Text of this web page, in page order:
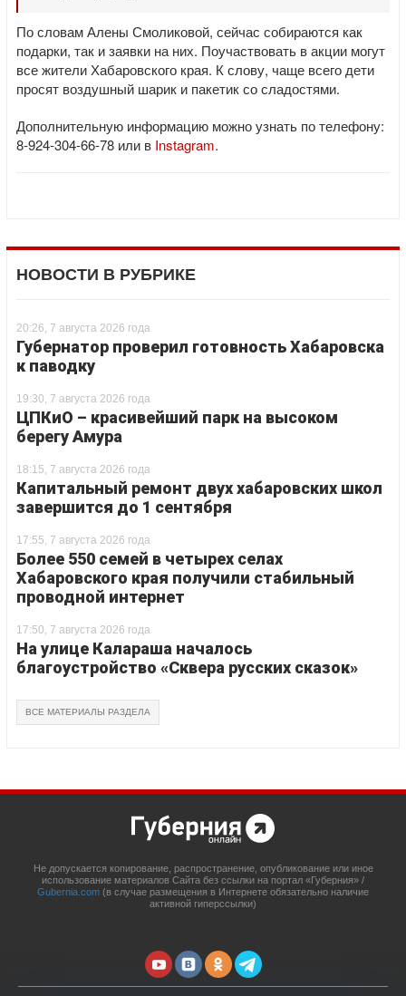
По словам Алены Смоликовой, сейчас собираются как
подарки, так и заявки на них. Поучаствовать в акции могут
все жители Хабаровского края. К слову, чаще всего дети
просят воздушный шарик и пакетик со сладостями.
Дополнительную информацию можно узнать по телефону:
8-924-304-66-78 или в Instagram.
НОВОСТИ В РУБРИКЕ
20:26, 7 августа 2026 года
Губернатор проверил готовность Хабаровска
к паводку
19:30, 7 августа 2026 года
ЦПКиО – красивейший парк на высоком
берегу Амура
18:15, 7 августа 2026 года
Капитальный ремонт двух хабаровских школ
завершится до 1 сентября
17:55, 7 августа 2026 года
Более 550 семей в четырех селах
Хабаровского края получили стабильный
проводной интернет
17:50, 7 августа 2026 года
На улице Калараша началось
благоустройство «Сквера русских сказок»
ВСЕ МАТЕРИАЛЫ РАЗДЕЛА
Не допускается копирование, распространение, опубликование или иное
использование материалов Сайта без ссылки на портал «Губерния» /
Gubernia.com (в случае размещения в Интернете обязательно наличие
активной гиперссылки)